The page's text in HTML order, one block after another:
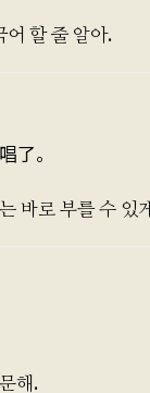
할 줄 알아.
了。
바로 부를 수 있
해.